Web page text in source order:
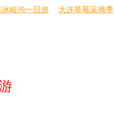
冰峪沟一日游
大连草莓采摘季